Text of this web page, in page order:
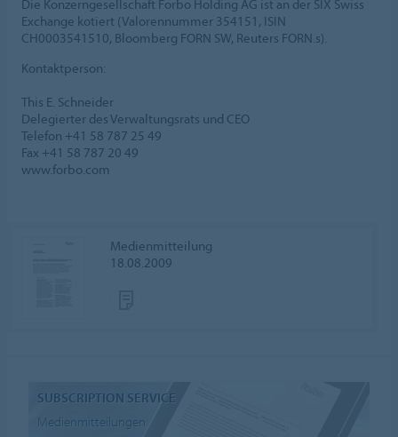
Die Konzerngesellschaft Forbo Holding AG ist an der SIX Swiss
Exchange kotiert (Valorennummer 354151, ISIN
CH0003541510, Bloomberg FORN SW, Reuters FORN.s).
Kontaktperson:
This E. Schneider
Delegierter des Verwaltungsrats und CEO
Telefon +41 58 787 25 49
Fax +41 58 787 20 49
www.forbo.com
Medienmitteilung
18.08.2009
SUBSCRIPTION SERVICE
Medienmitteilungen